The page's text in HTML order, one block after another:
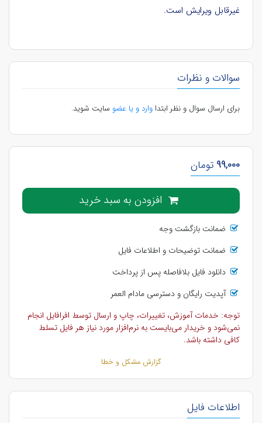
غیرقابل ویرایش است.
سوالات و نظرات
برای ارسال سوال و نظر ابتداوارد و یا عضو سایت شوید.
99,000 تومان
افزودن به سبد خرید
ضمانت بازگشت وجه
ضمانت توضیحات و اطلاعات فایل
دانلود فایل بلافاصله پس از پرداخت
آپدیت رایگان و دسترسی مادام العمر
توجه: خدمات آموزش، تغییرات، چاپ و ارسال توسط افرافایل انجام
نمی‌شود و خریدار می‌بایست به نرم‌افزار مورد نیاز هر فایل تسلط
کافی داشته باشد.
گزارش مشکل و خطا
اطلاعات فایل